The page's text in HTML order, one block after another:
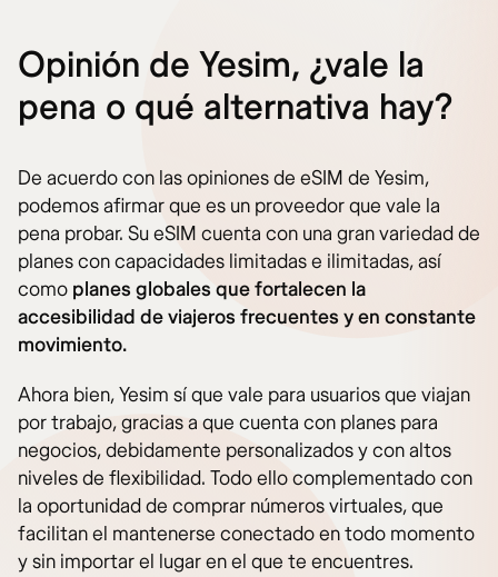
Opinión de Yesim, ¿vale la
pena o qué alternativa hay?
De acuerdo con las opiniones de eSIM de Yesim,
podemos afirmar que es un proveedor que vale la
pena probar. Su eSIM cuenta con una gran variedad de
planes con capacidades limitadas e ilimitadas, así
como planes globales que fortalecen la
accesibilidad de viajeros frecuentes y en constante
movimiento.
Ahora bien, Yesim sí que vale para usuarios que viajan
por trabajo, gracias a que cuenta con planes para
negocios, debidamente personalizados y con altos
niveles de flexibilidad. Todo ello complementado con
la oportunidad de comprar números virtuales, que
facilitan el mantenerse conectado en todo momento
y sin importar el lugar en el que te encuentres.